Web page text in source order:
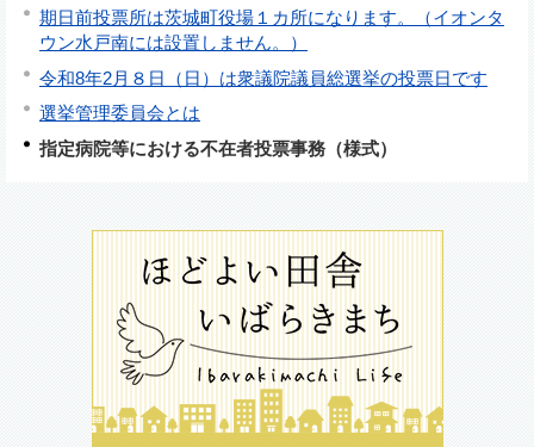
期日前投票所は茨城町役場１カ所になります。（イオンタ
ウン水戸南には設置しません。）
令和8年2月８日（日）は衆議院議員総選挙の投票日です
選挙管理委員会とは
指定病院等における不在者投票事務（様式）